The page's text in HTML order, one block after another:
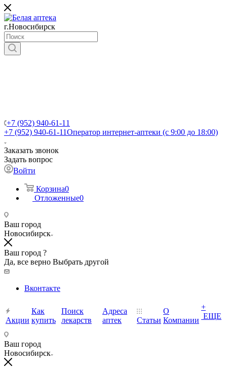
г.Новосибирск
+7 (952) 940-61-11
+7 (952) 940-61-11Оператор интернет-аптеки (с 9:00 до 18:00)
Заказать звонок
Задать вопрос
Войти
Корзина0
Отложенные0
Ваш город
Новосибирск
Ваш город ?
Да, все верно Выбрать другой
Вконтакте
Акции
Как
купить
Поиск
лекарств
Адреса
аптек
Статьи
О
Компании
+
ЕЩЕ
Ваш город
Новосибирск